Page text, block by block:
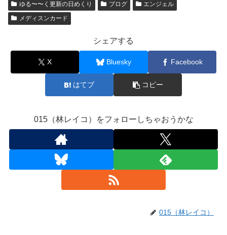
ゆる〜〜く更新の日めくり ブログ
エンジェル
メディスンカード
シェアする
X Bluesky Facebook
はてブ コピー
015（林レイコ）をフォローしちゃおうかな
015（林レイコ）